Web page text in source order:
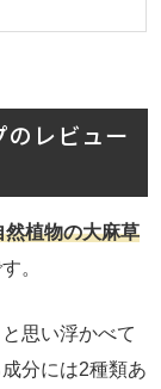
レビュー
然植物の大麻草
。
と思い浮かべて
分には2種類あ